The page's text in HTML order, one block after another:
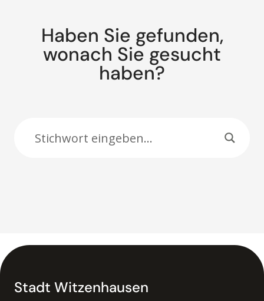
Haben Sie gefunden,
wonach Sie gesucht
haben?
Stadt Witzenhausen